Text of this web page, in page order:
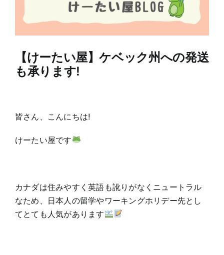
【けーたい屋】ケベック州への発送
も承ります!
皆さん、こんにちは!
けーたい屋です
カナダは住みやすく英語も訛りがなくニュートラル
なため、日本人の留学やワーキングホリデー先とし
てとても人気があります